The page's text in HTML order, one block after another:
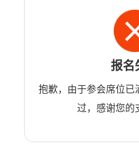
报名
抱歉，由于参会席位已
过，感谢您的